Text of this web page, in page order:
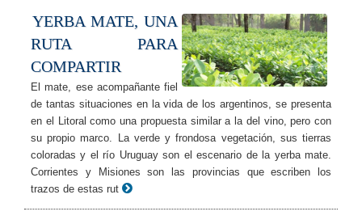
YERBA MATE, UNA
RUTA PARA
COMPARTIR
El mate, ese acompañante fiel
de tantas situaciones en la vida de los argentinos, se presenta
en el Litoral como una propuesta similar a la del vino, pero con
su propio marco. La verde y frondosa vegetación, sus tierras
coloradas y el río Uruguay son el escenario de la yerba mate.
Corrientes y Misiones son las provincias que escriben los
trazos de estas rut